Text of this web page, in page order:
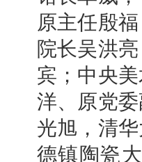
原主任殷
院长吴洪
宾；中央
洋、原党
光旭，清
德镇陶瓷